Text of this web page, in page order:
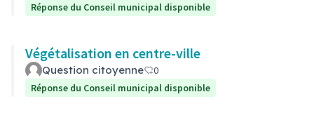
Réponse du Conseil municipal disponible
Végétalisation en centre-ville
Question citoyenne
0
Réponse du Conseil municipal disponible